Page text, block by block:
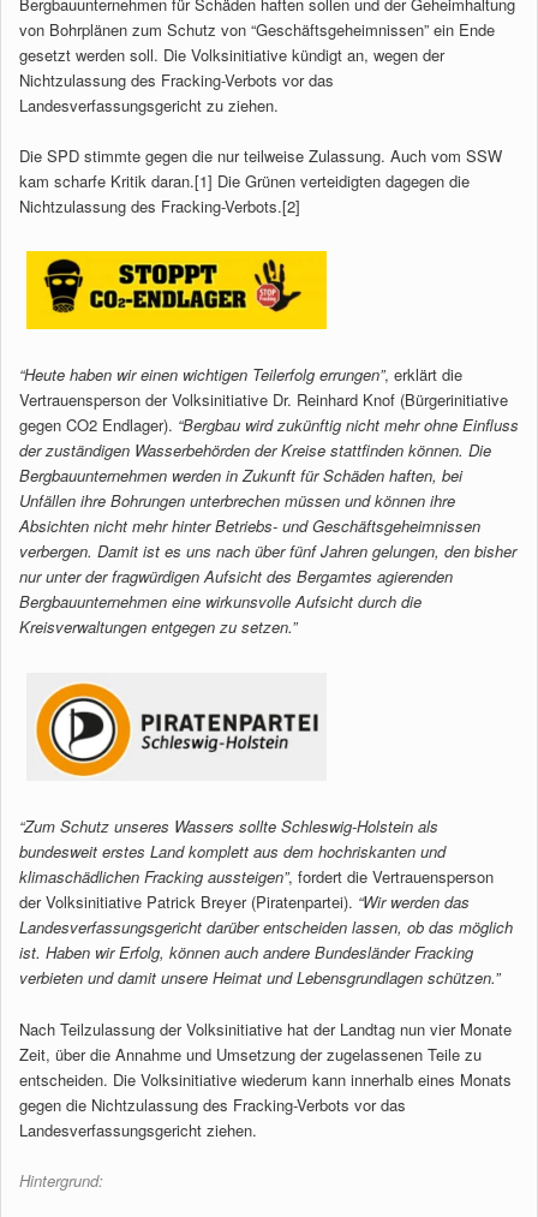
von Bohrplänen zum Schutz von “Geschäftsgeheimnissen” ein Ende
gesetzt werden soll. Die Volksinitiative kündigt an, wegen der
Nichtzulassung des Fracking-Verbots vor das
Landesverfassungsgericht zu ziehen.
Die SPD stimmte gegen die nur teilweise Zulassung. Auch vom SSW
kam scharfe Kritik daran.[1] Die Grünen verteidigten dagegen die
Nichtzulassung des Fracking-Verbots.[2]
“Heute haben wir einen wichtigen Teilerfolg errungen”, erklärt die
Vertrauensperson der Volksinitiative Dr. Reinhard Knof (Bürgerinitiative
gegen CO2 Endlager). “Bergbau wird zukünftig nicht mehr ohne Einfluss
der zuständigen Wasserbehörden der Kreise stattfinden können. Die
Bergbauunternehmen werden in Zukunft für Schäden haften, bei
Unfällen ihre Bohrungen unterbrechen müssen und können ihre
Absichten nicht mehrhinter Betriebs- und Geschäftsgeheimnissen
verbergen. Damit ist es uns nach über fünf Jahren gelungen, den bisher
nur unter der fragwürdigenAufsicht des Bergamtes agierenden
Bergbauunternehmen eine wirkunsvolleAufsicht durch die
Kreisverwaltungen entgegen zu setzen.”
“Zum Schutz unseres Wassers sollte Schleswig-Holstein als
bundesweit erstes Land komplett aus dem hochriskanten und
klimaschädlichen Fracking aussteigen”, fordert die Vertrauensperson
der Volksinitiative Patrick Breyer (Piratenpartei). “Wir werden das
Landesverfassungsgericht darüberentscheiden lassen, ob das möglich
ist. Haben wir Erfolg, können auch andere Bundesländer Fracking
verbieten und damit unsere Heimat undLebensgrundlagen schützen.”
Nach Teilzulassung der Volksinitiative hat der Landtag nun vier Monate
Zeit, über die Annahme und Umsetzung der zugelassenen Teile zu
entscheiden. Die Volksinitiative wiederum kann innerhalb eines Monats
gegen die Nichtzulassung des Fracking-Verbots vor das
Landesverfassungsgericht ziehen.
Hintergrund: